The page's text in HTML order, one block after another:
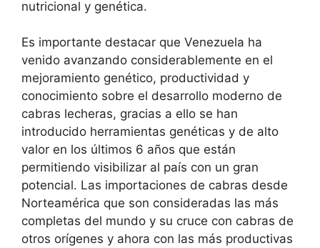
nutricional y genética.
Es importante destacar que Venezuela ha
venido avanzando considerablemente en el
mejoramiento genético, productividad y
conocimiento sobre el desarrollo moderno de
cabras lecheras, gracias a ello se han
introducido herramientas genéticas y de alto
valor en los últimos 6 años que están
permitiendo visibilizar al país con un gran
potencial. Las importaciones de cabras desde
Norteamérica que son consideradas las más
completas del mundo y su cruce con cabras de
otros orígenes y ahora con las más productivas